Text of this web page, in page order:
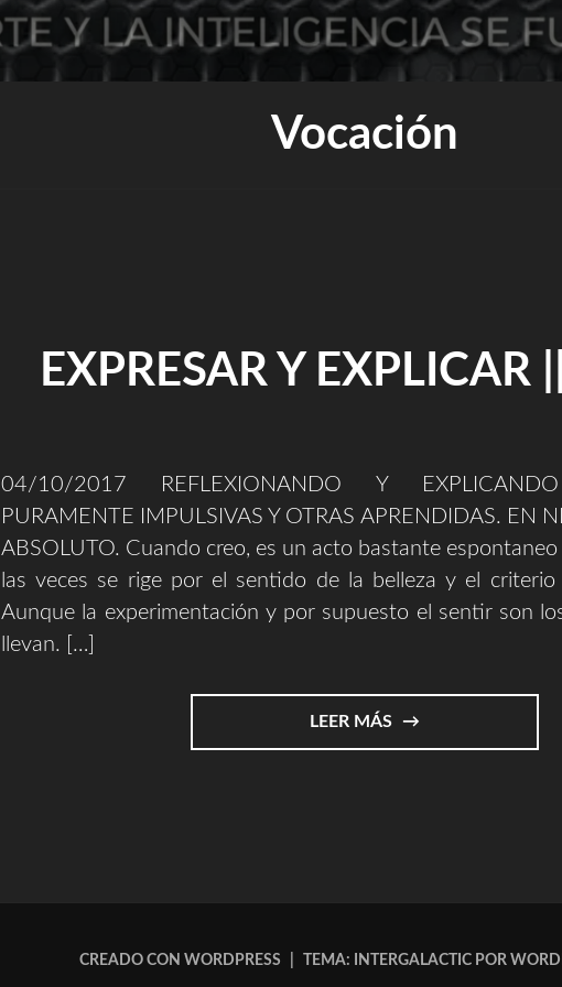
Vocación
EXPRESAR Y EXPLICAR
04/10/2017 REFLEXIONANDO Y EXPLICANDO
PURAMENTE IMPULSIVAS Y OTRAS APRENDIDAS. EN
ABSOLUTO. Cuando creo, es un acto bastante
las veces se rige por el sentido de la belleza y el criterio
Aunque la experimentación y por supuesto el sentir son
llevan. […]
LEER MÁS "EXPRESAR
Y
CREADO CON WORDPRESS TEMA: INTERGALACTIC POR